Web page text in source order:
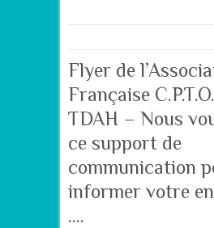
Flyer de
Française
TDAH – Nous
ce support de
communication
informer votre
….